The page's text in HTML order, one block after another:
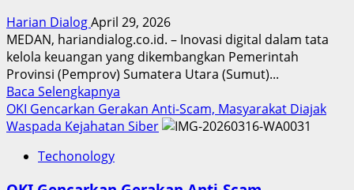
Harian DialogApril 29, 2026
MEDAN, hariandialog.co.id. – Inovasi digital dalam tata
kelola keuangan yang dikembangkan Pemerintah
Provinsi (Pemprov) Sumatera Utara (Sumut)...
Baca Selengkapnya
more
about
OKI Gencarkan Gerakan Anti-Scam, Masyarakat Diajak
Waspada Kejahatan Siber
Techonology